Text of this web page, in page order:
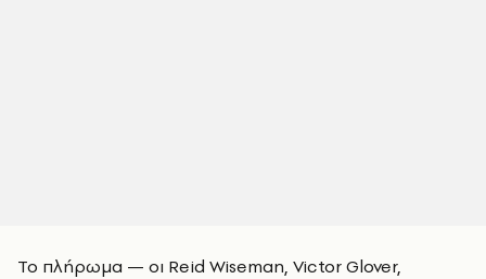
Το πλήρωμα — οι Reid Wiseman, Victor Glover,